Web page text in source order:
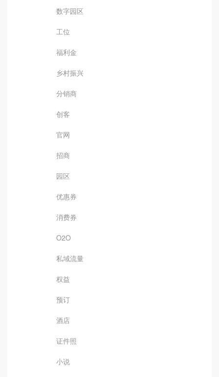
数字园区
工位
福利金
乡村振兴
分销商
创客
官网
招商
园区
优惠券
消费券
O2O
私域流量
权益
预订
酒店
证件照
小说